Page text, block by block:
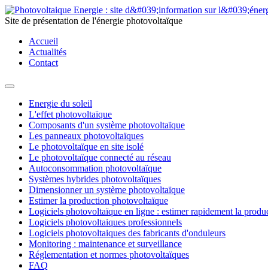
Site de présentation de l'énergie photovoltaïque
Accueil
Actualités
Contact
Energie du soleil
L'effet photovoltaïque
Composants d'un système photovoltaïque
Les panneaux photovoltaïques
Le photovoltaïque en site isolé
Le photovoltaïque connecté au réseau
Autoconsommation photovoltaïque
Systèmes hybrides photovoltaïques
Dimensionner un système photovoltaïque
Estimer la production photovoltaïque
Logiciels photovoltaïque en ligne : estimer rapidement la
Logiciels photovoltaiques professionnels
Logiciels photovoltaiques des fabricants d'onduleurs
Monitoring : maintenance et surveillance
Réglementation et normes photovoltaïques
FAQ